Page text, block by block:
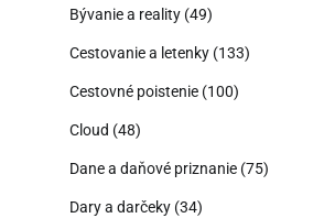
Bývanie a reality (49)
Cestovanie a letenky (133)
Cestovné poistenie (100)
Cloud (48)
Dane a daňové priznanie (75)
Dary a darčeky (34)